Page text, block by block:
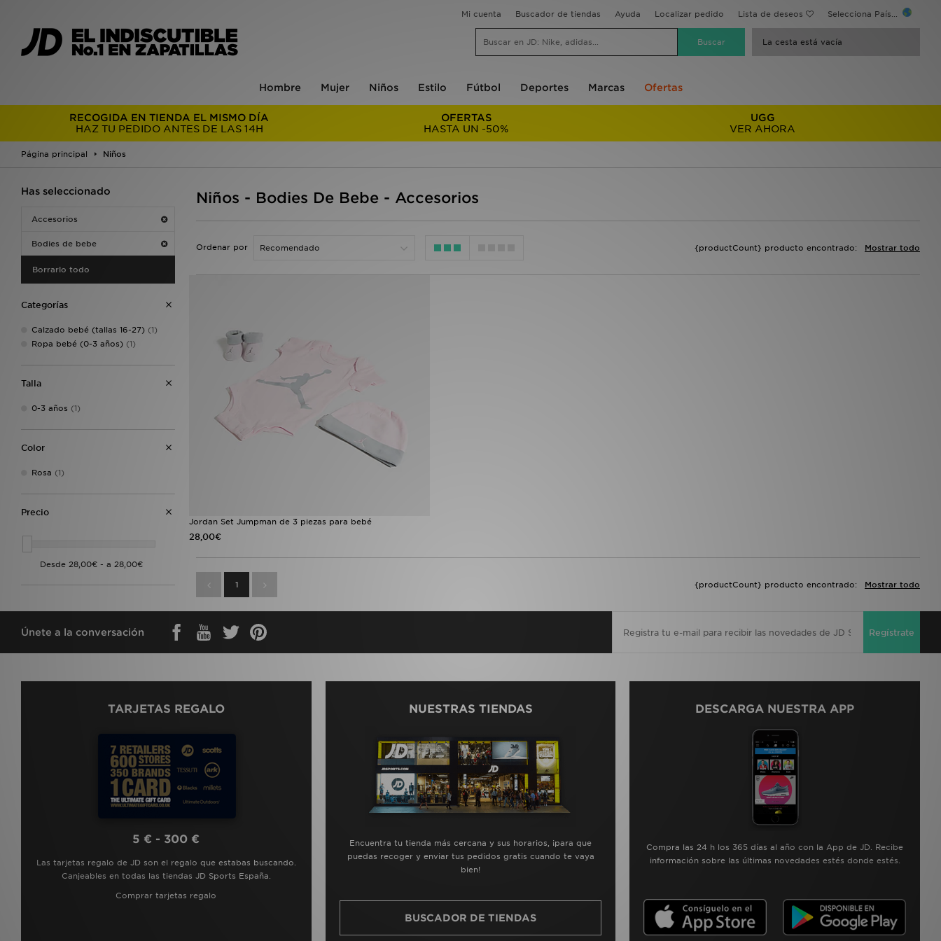
Mi cuenta Buscador de tiendas Ayuda Localizar pedido Lista de deseos Selecciona País...
La cesta está vacía
Hombre Mujer Niños Estilo Fútbol Deportes Marcas Ofertas
RECOGIDA EN TIENDA EL MISMO DÍA
HAZ TU PEDIDO ANTES DE LAS 14H
OFERTAS
HASTA UN -50%
UGG
VER AHORA
Página principal Niños
Has seleccionado
Accesorios
Bodies de bebe
Borrarlo todo
Categorías
Calzado bebé (tallas 16-27) (1)
Ropa bebé (0-3 años) (1)
Talla
0-3 años (1)
Color
Rosa (1)
Precio
Niños - Bodies De Bebe - Accesorios
Ordenar por Mostrar todo
{productCount} producto encontrado:
Jordan Set Jumpman de 3 piezas para bebé
28,00€
1 Mostrar todo
{productCount} producto encontrado:
Únete a la conversación Regístrate
TARJETAS REGALO
5 € - 300 €
Las tarjetas regalo de JD son el regalo que estabas buscando.
Canjeables en todas las tiendas JD Sports España.
Comprar tarjetas regalo
NUESTRAS TIENDAS
Encuentra tu tienda más cercana y sus horarios, ¡para que
puedas recoger y enviar tus pedidos gratis cuando te vaya
bien!
BUSCADOR DE TIENDAS
DESCARGA NUESTRA APP
Compra las 24 h los 365 días al año con la App de JD. Recibe
información sobre las últimas novedades estés donde estés.